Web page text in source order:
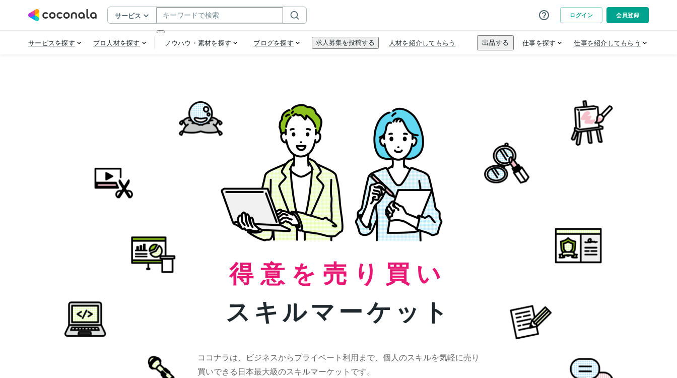
得意を売り買い
スキルマーケット
ココナラは、ビジネスからプライベート利用まで、個人のスキルを気軽に売り
買いできる日本最大級のスキルマーケットです。